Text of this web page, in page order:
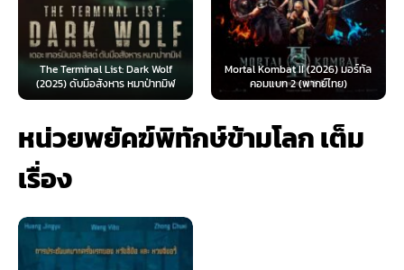
The Terminal List: Dark Wolf
(2025) ดับมือสังหาร หมาป่าทมิฬ
Mortal Kombat II (2026) มอร์ทัล
คอมแบท 2 (พากย์ไทย)
หน่วยพยัคฆ์พิทักษ์ข้ามโลก เต็ม
เรื่อง